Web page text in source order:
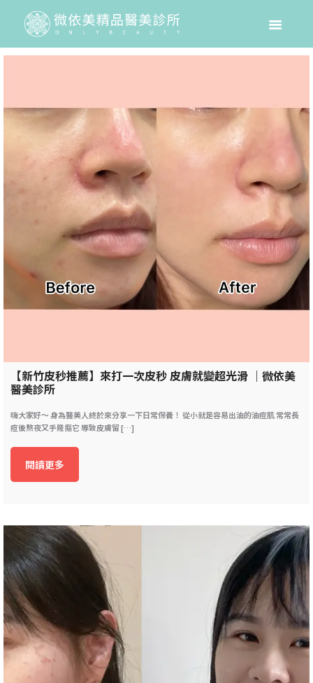
【新竹皮秒推薦】來打一次皮秒 皮膚就變超光滑 ｜微依美
醫美診所
嗨大家好～ 身為醫美人終於來分享一下日常保養！ 從小就是容易出油的油痘肌 常常長
痘後熬夜又手賤摳它 導致皮膚留 […]
閱讀更多